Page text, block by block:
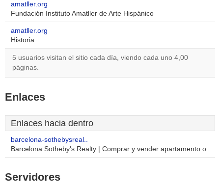
amatller.org
Fundación Instituto Amatller de Arte Hispánico
amatller.org
Historia
5 usuarios visitan el sitio cada día, viendo cada uno 4,00
páginas.
Enlaces
Enlaces hacia dentro
barcelona-sothebysreal..
Barcelona Sotheby's Realty | Comprar y vender apartamento o
Servidores